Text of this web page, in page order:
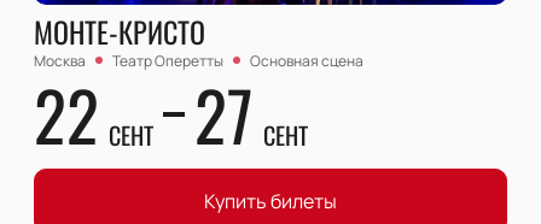
МОНТЕ-КРИСТО
Москва Театр Оперетты Основная сцена
22 СЕНТ 27 СЕНТ
Купить билеты